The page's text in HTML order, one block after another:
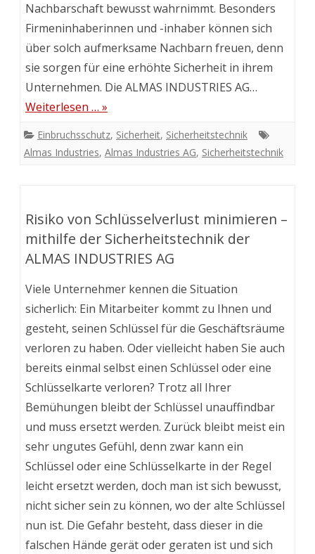
Nachbarschaft bewusst wahrnimmt. Besonders
Firmeninhaberinnen und -inhaber können sich
über solch aufmerksame Nachbarn freuen, denn
sie sorgen für eine erhöhte Sicherheit in ihrem
Unternehmen. Die ALMAS INDUSTRIES AG…
Weiterlesen … »
Einbruchsschutz, Sicherheit, Sicherheitstechnik
Almas Industries, Almas Industries AG, Sicherheitstechnik
Risiko von Schlüsselverlust minimieren –
mithilfe der Sicherheitstechnik der
ALMAS INDUSTRIES AG
Viele Unternehmer kennen die Situation
sicherlich: Ein Mitarbeiter kommt zu Ihnen und
gesteht, seinen Schlüssel für die Geschäftsräume
verloren zu haben. Oder vielleicht haben Sie auch
bereits einmal selbst einen Schlüssel oder eine
Schlüsselkarte verloren? Trotz all Ihrer
Bemühungen bleibt der Schlüssel unauffindbar
und muss ersetzt werden. Zurück bleibt meist ein
sehr ungutes Gefühl, denn zwar kann ein
Schlüssel oder eine Schlüsselkarte in der Regel
leicht ersetzt werden, doch man ist sich bewusst,
nicht sicher sein zu können, wo der alte Schlüssel
nun ist. Die Gefahr besteht, dass dieser in die
falschen Hände gerät oder geraten ist und sich